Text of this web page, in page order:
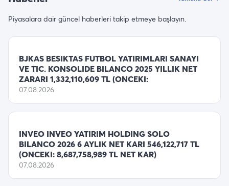
Piyasalara dair güncel haberleri takip etmeye başlayın.
BJKAS BESIKTAS FUTBOL YATIRIMLARI SANAYI
VE TIC. KONSOLIDE BILANCO 2025 YILLIK NET
ZARARI 1,332,110,609 TL (ONCEKI:
07.08.2026
INVEO INVEO YATIRIM HOLDING SOLO
BILANCO 2026 6 AYLIK NET KARI 546,122,717 TL
(ONCEKI: 8,687,758,989 TL NET KAR)
07.08.2026